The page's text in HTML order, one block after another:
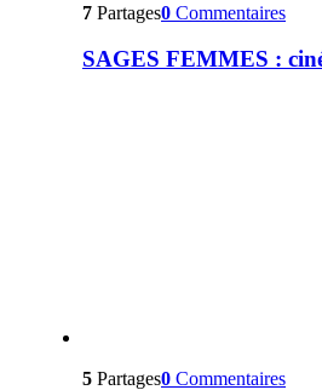
7 Partages0 Commentaires
SAGES FEMMES :
5 Partages0 Commentaires